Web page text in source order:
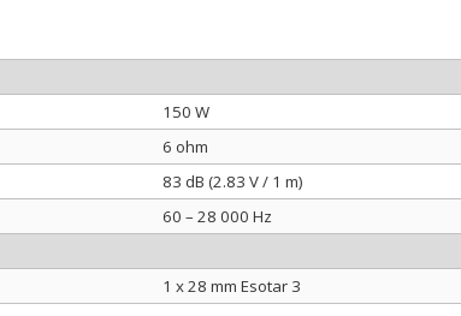
150 W
6 ohm
83 dB (2.83 V / 1 m)
60 – 28 000 Hz
1 x 28 mm Esotar 3